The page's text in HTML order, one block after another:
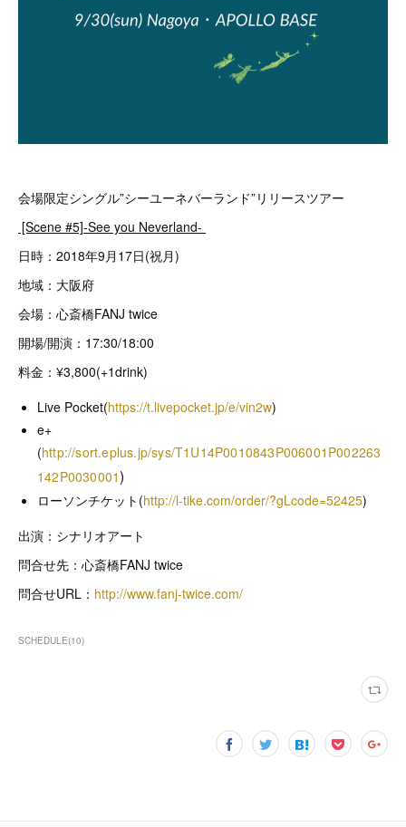
会場限定シングル”シーユーネバーランド”リリースツアー
[Scene #5]-See you Neverland-
日時：2018年9月17日(祝月)
地域：大阪府
会場：心斎橋FANJ twice
開場/開演：17:30/18:00
料金：¥3,800(+1drink)
Live Pocket(https://t.livepocket.jp/e/vin2w)
e+
(http://sort.eplus.jp/sys/T1U14P0010843P006001P002263
142P0030001)
ローソンチケット(http://l-tike.com/order/?gLcode=52425)
出演：シナリオアート
問合せ先：心斎橋FANJ twice
問合せURL： http://www.fanj-twice.com/
SCHEDULE(10)